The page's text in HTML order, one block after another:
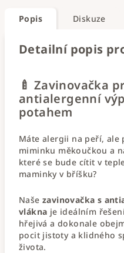
Popis Diskuze
Detailní popis
🍼 Zavinovačka
antialergenní
potahem
Máte alergii na peří, ale
miminku měkoučkou a
které se bude cítit v
maminky v bříšku?
Naše zavinovačka s
vlákna je ideálním
hřejivá a dokonale
pocit jistoty a klidného
života.